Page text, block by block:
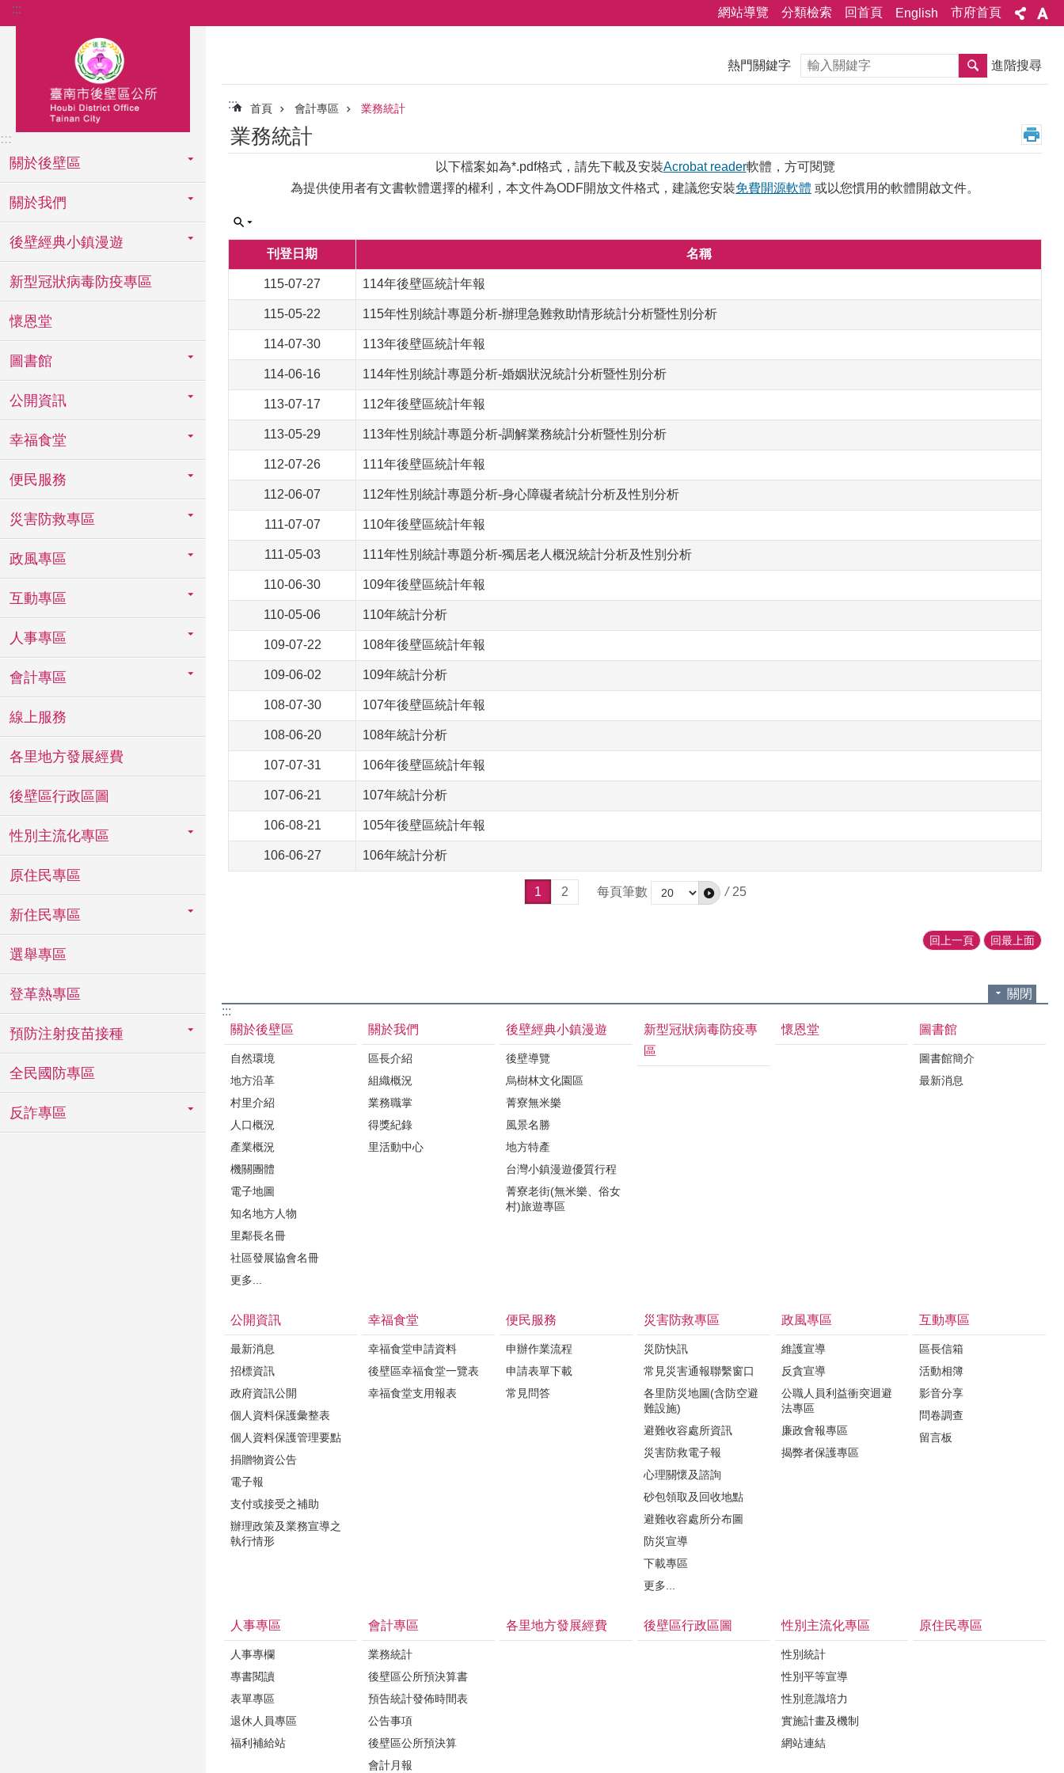
跳到主要內容區塊
::: 網站導覽 分類檢索 回首頁 English 市府首頁
:::
關於後壁區
關於我們
後壁經典小鎮漫遊
新型冠狀病毒防疫專區
懷恩堂
圖書館
公開資訊
幸福食堂
便民服務
災害防救專區
政風專區
互動專區
人事專區
會計專區
線上服務
各里地方發展經費
後壁區行政區圖
性別主流化專區
原住民專區
新住民專區
選舉專區
登革熱專區
預防注射疫苗接種
全民國防專區
反詐專區
熱門關鍵字 搜尋 進階搜尋
::: 首頁 會計專區 業務統計
業務統計
以下檔案如為*.pdf格式，請先下載及安裝Acrobat reader軟體，方可閱覽
為提供使用者有文書軟體選擇的權利，本文件為ODF開放文件格式，建議您安裝免費開源軟體 或以您慣用的軟體開啟文件。
刊登日期 名稱
115-07-27 114年後壁區統計年報
115-05-22 115年性別統計專題分析-辦理急難救助情形統計分析暨性別分析
114-07-30 113年後壁區統計年報
114-06-16 114年性別統計專題分析-婚姻狀況統計分析暨性別分析
113-07-17 112年後壁區統計年報
113-05-29 113年性別統計專題分析-調解業務統計分析暨性別分析
112-07-26 111年後壁區統計年報
112-06-07 112年性別統計專題分析-身心障礙者統計分析及性別分析
111-07-07 110年後壁區統計年報
111-05-03 111年性別統計專題分析-獨居老人概況統計分析及性別分析
110-06-30 109年後壁區統計年報
110-05-06 110年統計分析
109-07-22 108年後壁區統計年報
109-06-02 109年統計分析
108-07-30 107年後壁區統計年報
108-06-20 108年統計分析
107-07-31 106年後壁區統計年報
107-06-21 107年統計分析
106-08-21 105年後壁區統計年報
106-06-27 106年統計分析
1 2 每頁筆數 / 25
回上一頁 回最上面
關閉
:::
關於後壁區
自然環境
地方沿革
村里介紹
人口概況
產業概況
機關團體
電子地圖
知名地方人物
里鄰長名冊
社區發展協會名冊
更多...
關於我們
區長介紹
組織概況
業務職掌
得獎紀錄
里活動中心
後壁經典小鎮漫遊
後壁導覽
烏樹林文化園區
菁寮無米樂
風景名勝
地方特產
台灣小鎮漫遊優質行程
菁寮老街(無米樂、俗女
村)旅遊專區
新型冠狀病毒防疫專
區
懷恩堂 圖書館
圖書館簡介
最新消息
公開資訊
最新消息
招標資訊
政府資訊公開
個人資料保護彙整表
個人資料保護管理要點
捐贈物資公告
電子報
支付或接受之補助
辦理政策及業務宣導之
執行情形
幸福食堂
幸福食堂申請資料
後壁區幸福食堂一覽表
幸福食堂支用報表
便民服務
申辦作業流程
申請表單下載
常見問答
災害防救專區
災防快訊
常見災害通報聯繫窗口
各里防災地圖(含防空避
難設施)
避難收容處所資訊
災害防救電子報
心理關懷及諮詢
砂包領取及回收地點
避難收容處所分布圖
防災宣導
下載專區
更多...
政風專區
維護宣導
反貪宣導
公職人員利益衝突迴避
法專區
廉政會報專區
揭弊者保護專區
互動專區
區長信箱
活動相簿
影音分享
問卷調查
留言板
人事專區
人事專欄
專書閱讀
表單專區
退休人員專區
福利補給站
會計專區
業務統計
後壁區公所預決算書
預告統計發佈時間表
公告事項
後壁區公所預決算
會計月報
各里地方發展經費 後壁區行政區圖 性別主流化專區
性別統計
性別平等宣導
性別意識培力
實施計畫及機制
網站連結
原住民專區